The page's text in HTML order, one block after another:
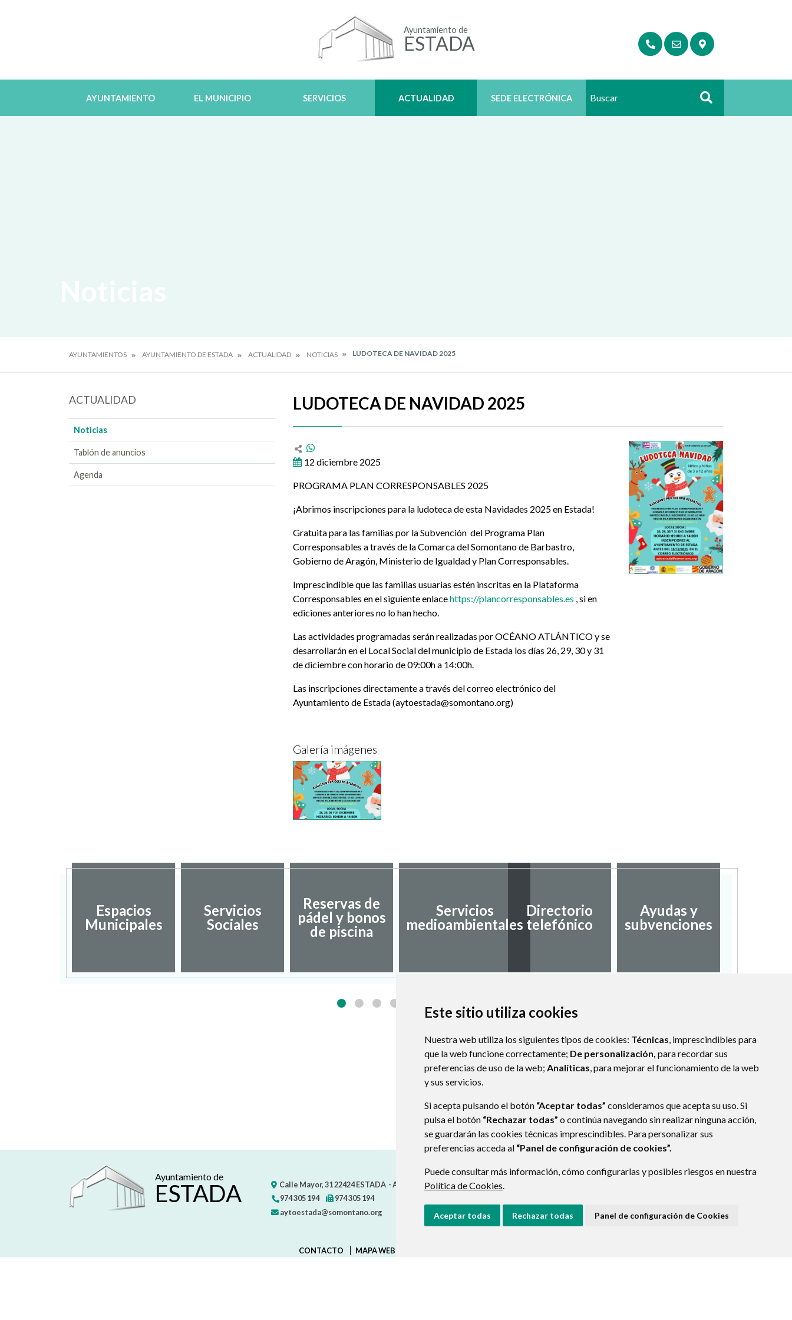
Este sitio utiliza cookies
Nuestra web utiliza los siguientes tipos de cookies: Técnicas, imprescindibles para
que la web funcione correctamente; De personalización, para recordar sus
preferencias de uso de la web; Analíticas, para mejorar el funcionamiento de la web
y sus servicios.
Si acepta pulsando el botón “Aceptar todas” consideramos que acepta su uso. Si
pulsa el botón “Rechazar todas” o continúa navegando sin realizar ninguna acción,
se guardarán las cookies técnicas imprescindibles. Para personalizar sus
preferencias acceda al “Panel de configuración de cookies”.
Puede consultar más información, cómo configurarlas y posibles riesgos en nuestra
Política de Cookies.
Aceptar todas Rechazar todas Panel de configuración de Cookies
Ayuntamiento de
ESTADA
AYUNTAMIENTO EL MUNICIPIO SERVICIOS ACTUALIDAD SEDE ELECTRÓNICA Buscar
AYUNTAMIENTOS AYUNTAMIENTO DE ESTADA ACTUALIDAD NOTICIAS LUDOTECA DE NAVIDAD 2025
ACTUALIDAD
Noticias
Tablón de anuncios
Agenda
LUDOTECA DE NAVIDAD 2025
12 diciembre 2025
PROGRAMA PLAN CORRESPONSABLES 2025
¡Abrimos inscripciones para la ludoteca de esta Navidades 2025 en Estada!
Gratuita para las familias por la Subvención del Programa Plan
Corresponsables a través de la Comarca del Somontano de Barbastro,
Gobierno de Aragón, Ministerio de Igualdad y Plan Corresponsables.
Imprescindible que las familias usuarias estén inscritas en la Plataforma
Corresponsables en el siguiente enlacehttps://plancorresponsables.es , si en
ediciones anteriores no lo han hecho.
Las actividades programadas serán realizadas por OCÉANO ATLÁNTICO y se
desarrollarán en el Local Social del municipio de Estada los días 26, 29, 30 y 31
de diciembre con horario de 09:00h a 14:00h.
Las inscripciones directamente a través del correo electrónico del
Ayuntamiento de Estada (aytoestada@somontano.org)
Galería imágenes
Espacios
Municipales
Servicios
Sociales
Reservas de
pádel y bonos
de piscina
Servicios
medioambientales
Directorio
telefónico
Ayudas y
subvenciones
Ayuntamiento de
ESTADA Calle Mayor, 3122424ESTADA - ARAGÓN(ESPAÑA)
974 305 194
974 305 194
aytoestada@somontano.org
CONTACTO MAPA WEB